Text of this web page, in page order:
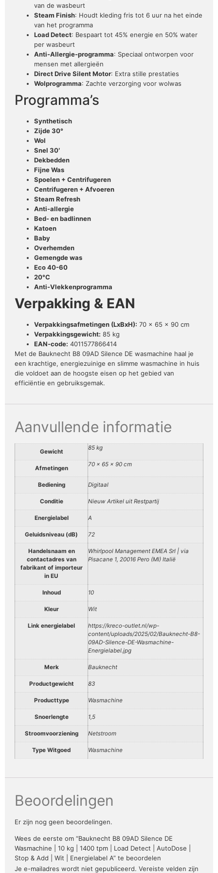
van de wasbeurt
Steam Finish: Houdt kleding fris tot 6 uur na het einde
van het programma
Load Detect: Bespaart tot 45% energie en 50% water
per wasbeurt
Anti-Allergie-programma: Speciaal ontworpen voor
mensen met allergieën
Direct Drive Silent Motor: Extra stille prestaties
Wolprogramma: Zachte verzorging voor wolwas
Programma’s
Synthetisch
Zijde 30°
Wol
Snel 30′
Dekbedden
Fijne Was
Spoelen + Centrifugeren
Centrifugeren + Afvoeren
Steam Refresh
Anti-allergie
Bed- en badlinnen
Katoen
Baby
Overhemden
Gemengde was
Eco 40-60
20°C
Anti-Vlekkenprogramma
Verpakking & EAN
Verpakkingsafmetingen (LxBxH): 70 x 65 x 90 cm
Verpakkingsgewicht: 85 kg
EAN-code: 4011577866414
Met de Bauknecht B8 09AD Silence DE wasmachine haal je
een krachtige, energiezuinige en slimme wasmachine in huis
die voldoet aan de hoogste eisen op het gebied van
efficiëntie en gebruiksgemak.
Aanvullende informatie
Gewicht
85 kg
Afmetingen
70 × 65 × 90 cm
Bediening Digitaal
Conditie Nieuw Artikel uit Restpartij
Energielabel A
Geluidsniveau (dB) 72
Handelsnaam en
contactadres van
fabrikant of importeur
in EU
Whirlpool Management EMEA Srl | via
Pisacane 1, 20016 Pero (MI) Italië
Inhoud 10
Kleur Wit
Link energielabel
https://kreco-outlet.nl/wp-
content/uploads/2025/02/Bauknecht-B8-
09AD-Silence-DE-Wasmachine-
Energielabel.jpg
Merk Bauknecht
Productgewicht 83
Producttype Wasmachine
Snoerlengte 1,5
Stroomvoorziening Netstroom
Type Witgoed Wasmachine
Beoordelingen
Er zijn nog geen beoordelingen.
Wees de eerste om “Bauknecht B8 09AD Silence DE
Wasmachine | 10 kg | 1400 tpm | Load Detect | AutoDose |
Stop & Add | Wit | Energielabel A” te beoordelen
Je e-mailadres wordt niet gepubliceerd. Vereiste velden zijn